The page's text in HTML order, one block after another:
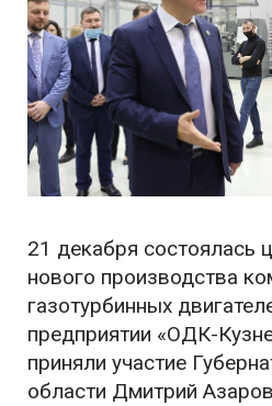
21 декабря состоялась
нового производства
газотурбинных
предприятии «ОДК-
приняли участие
области Дмитрий